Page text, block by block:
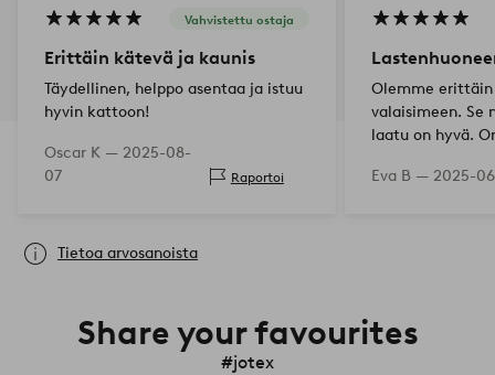
Vahvistettu ostaja
Erittäin kätevä ja kaunis
Täydellinen, helppo asentaa ja istuu
hyvin kattoon!
Oscar K — 2025-08-
07
Raportoi
Olemme
valaisimeen. Se
laatu on hyvä.
kaksi reikää
Eva B — 2025-
Tietoa arvosanoista
Share your favourites
#jotex